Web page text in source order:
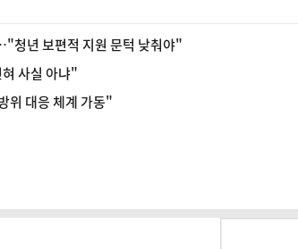
청년 보편적 지원 문턱 낮춰야"
사실 아냐"
위 대응 체계 가동"